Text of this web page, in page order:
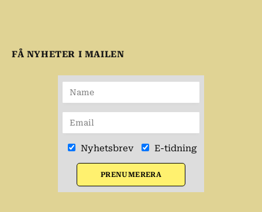
FÅ NYHETER I MAILEN
Nyhetsbrev E-tidning
PRENUMERERA